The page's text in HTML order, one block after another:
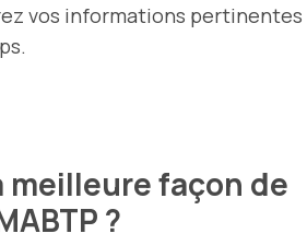
vos informations pertinentes
meilleure façon de
?